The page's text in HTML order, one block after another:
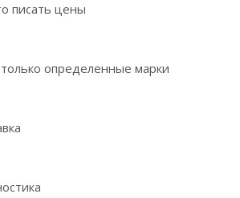
писать цены
определенные марки